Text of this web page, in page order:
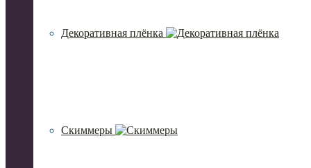
Декоративная плёнка
Скиммеры